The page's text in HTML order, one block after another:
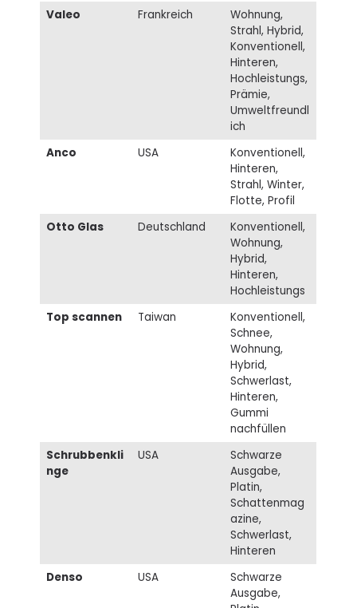
Valeo
Frankreich
Wohnung,
Strahl, Hybrid,
Konventionell,
Hinteren,
Hochleistungs,
Prämie,
Umweltfreundl
ich
Anco
USA
Konventionell,
Hinteren,
Strahl, Winter,
Flotte, Profil
Otto Glas
Deutschland
Konventionell,
Wohnung,
Hybrid,
Hinteren,
Hochleistungs
Top scannen
Taiwan
Konventionell,
Schnee,
Wohnung,
Hybrid,
Schwerlast,
Hinteren,
Gummi
nachfüllen
Schrubbenkli
nge
USA
Schwarze
Ausgabe,
Platin,
Schattenmag
azine,
Schwerlast,
Hinteren
Denso
USA
Schwarze
Ausgabe,